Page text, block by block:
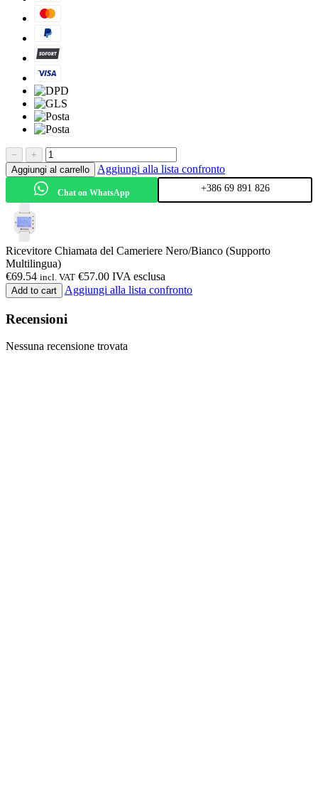
−
+
Aggiungi al carrello
Aggiungi alla lista confronto
Chat on WhatsApp +386 69 891 826
Ricevitore Chiamata del Cameriere Nero/Bianco (Supporto
Multilingua)
€69.54 incl. VAT €57.00 IVA esclusa
Add to cart Aggiungi alla lista confronto
Recensioni
Nessuna recensione trovata